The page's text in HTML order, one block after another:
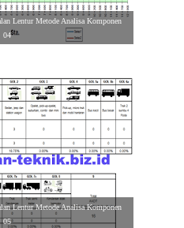
Lentur Metode Analisa Komponen
04
Lentur Metode Analisa Komponen
05